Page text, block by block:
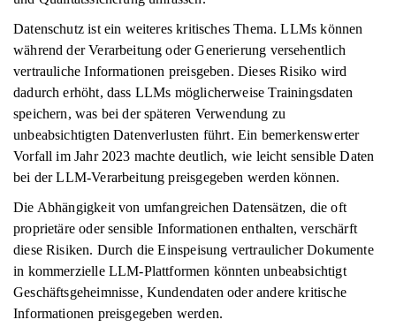
Datenschutz ist ein weiteres kritisches Thema. LLMs können
während der Verarbeitung oder Generierung versehentlich
vertrauliche Informationen preisgeben. Dieses Risiko wird
dadurch erhöht, dass LLMs möglicherweise Trainingsdaten
speichern, was bei der späteren Verwendung zu
unbeabsichtigten Datenverlusten führt. Ein bemerkenswerter
Vorfall im Jahr 2023 machte deutlich, wie leicht sensible Daten
bei der LLM-Verarbeitung preisgegeben werden können.
Die Abhängigkeit von umfangreichen Datensätzen, die oft
proprietäre oder sensible Informationen enthalten, verschärft
diese Risiken. Durch die Einspeisung vertraulicher Dokumente
in kommerzielle LLM-Plattformen könnten unbeabsichtigt
Geschäftsgeheimnisse, Kundendaten oder andere kritische
Informationen preisgegeben werden.